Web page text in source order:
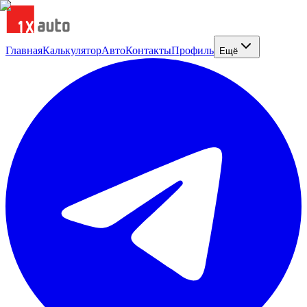
ГлавнаяКалькуляторАвтоКонтактыПрофиль Ещё